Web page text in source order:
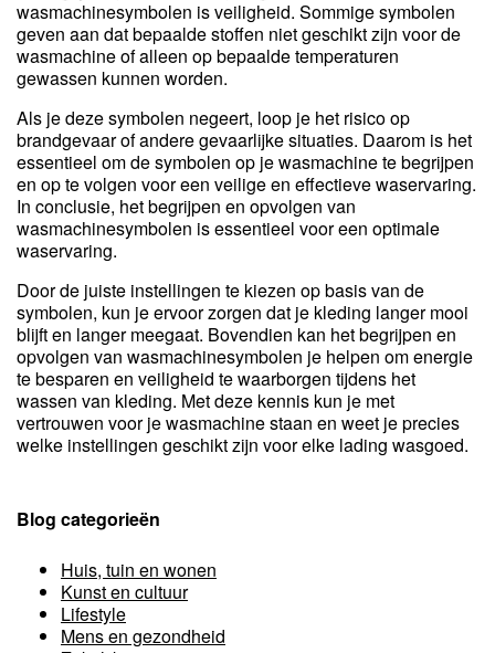
wasmachinesymbolen is veiligheid. Sommige symbolen
geven aan dat bepaalde stoffen niet geschikt zijn voor de
wasmachine of alleen op bepaalde temperaturen
gewassen kunnen worden.
Als je deze symbolen negeert, loop je het risico op
brandgevaar of andere gevaarlijke situaties. Daarom is het
essentieel om de symbolen op je wasmachine te begrijpen
en op te volgen voor een veilige en effectieve waservaring.
In conclusie, het begrijpen en opvolgen van
wasmachinesymbolen is essentieel voor een optimale
waservaring.
Door de juiste instellingen te kiezen op basis van de
symbolen, kun je ervoor zorgen dat je kleding langer mooi
blijft en langer meegaat. Bovendien kan het begrijpen en
opvolgen van wasmachinesymbolen je helpen om energie
te besparen en veiligheid te waarborgen tijdens het
wassen van kleding. Met deze kennis kun je met
vertrouwen voor je wasmachine staan en weet je precies
welke instellingen geschikt zijn voor elke lading wasgoed.
Blog categorieën
Huis, tuin en wonen
Kunst en cultuur
Lifestyle
Mens en gezondheid